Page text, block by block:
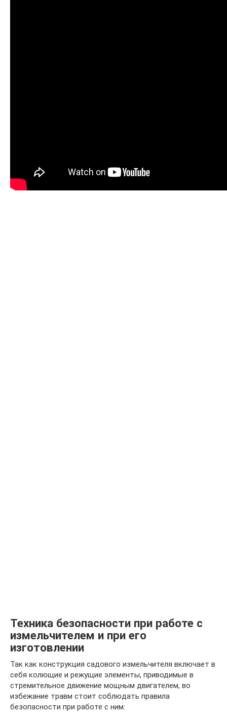
Техника безопасности при работе с
измельчителем и при его
изготовлении
Так как конструкция садового измельчителя включает в
себя колющие и режущие элементы, приводимые в
стремительное движение мощным двигателем, во
избежание травм стоит соблюдать правила
безопасности при работе с ним: